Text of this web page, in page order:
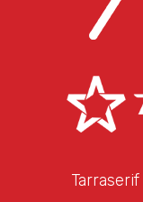
Tarraserif